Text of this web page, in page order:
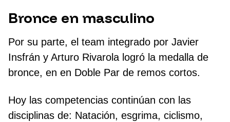
Bronce en masculino
Por su parte, el team integrado por Javier
Insfrán y Arturo Rivarola logró la medalla de
bronce, en en Doble Par de remos cortos.
Hoy las competencias continúan con las
disciplinas de: Natación, esgrima, ciclismo,